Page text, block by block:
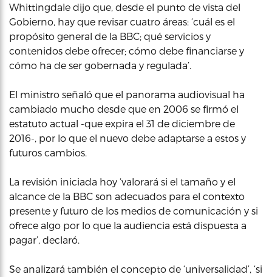
Whittingdale dijo que, desde el punto de vista del
Gobierno, hay que revisar cuatro áreas: ‘cuál es el
propósito general de la BBC; qué servicios y
contenidos debe ofrecer; cómo debe financiarse y
cómo ha de ser gobernada y regulada’.
El ministro señaló que el panorama audiovisual ha
cambiado mucho desde que en 2006 se firmó el
estatuto actual -que expira el 31 de diciembre de
2016-, por lo que el nuevo debe adaptarse a estos y
futuros cambios.
La revisión iniciada hoy ‘valorará si el tamaño y el
alcance de la BBC son adecuados para el contexto
presente y futuro de los medios de comunicación y si
ofrece algo por lo que la audiencia está dispuesta a
pagar’, declaró.
Se analizará también el concepto de ‘universalidad’, ‘si